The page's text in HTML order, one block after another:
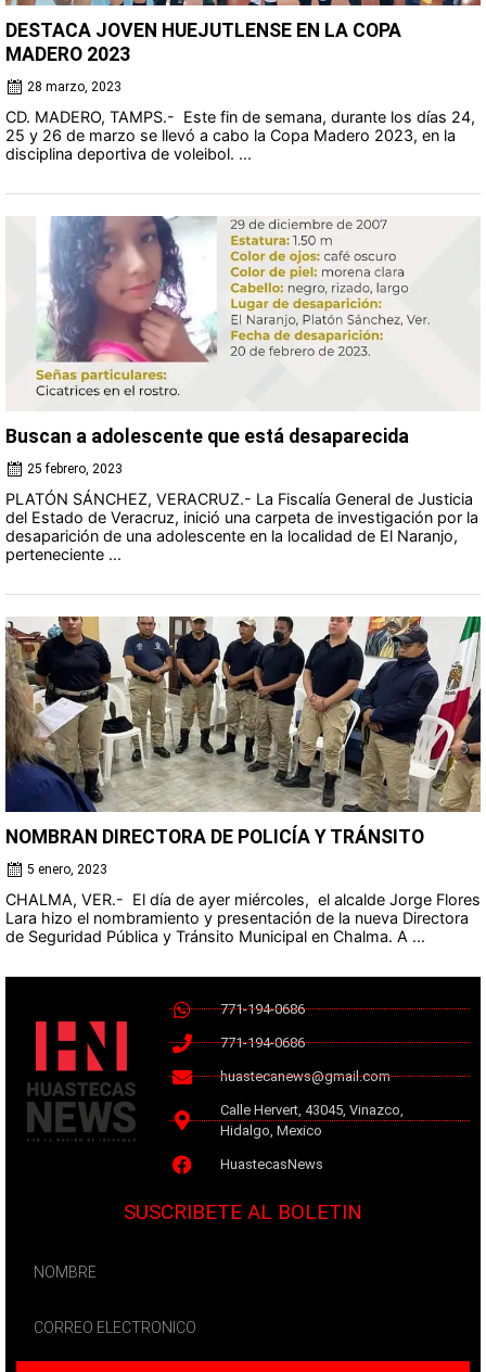
DESTACA JOVEN HUEJUTLENSE EN LA COPA
MADERO 2023
28 marzo, 2023
CD. MADERO, TAMPS.- Este fin de semana, durante los días 24,
25 y 26 de marzo se llevó a cabo la Copa Madero 2023, en la
disciplina deportiva de voleibol. ...
Buscan a adolescente que está desaparecida
25 febrero, 2023
PLATÓN SÁNCHEZ, VERACRUZ.- La Fiscalía General de Justicia
del Estado de Veracruz, inició una carpeta de investigación por la
desaparición de una adolescente en la localidad de El Naranjo,
perteneciente ...
NOMBRAN DIRECTORA DE POLICÍA Y TRÁNSITO
5 enero, 2023
CHALMA, VER.- El día de ayer miércoles, el alcalde Jorge Flores
Lara hizo el nombramiento y presentación de la nueva Directora
de Seguridad Pública y Tránsito Municipal en Chalma. A ...
771-194-0686
771-194-0686
huastecanews@gmail.com
Calle Hervert, 43045, Vinazco,
Hidalgo, Mexico
HuastecasNews
SUSCRIBETE AL BOLETIN